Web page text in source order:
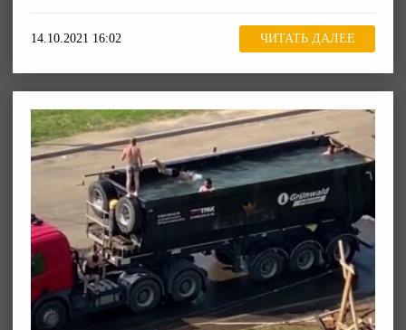
14.10.2021 16:02 ЧИТАТЬ ДАЛЕЕ